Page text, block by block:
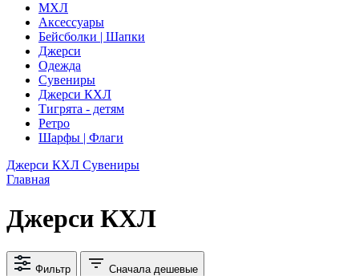
MXЛ
Аксессуары
Бейсболки | Шапки
Джерси
Одежда
Сувениры
Джерси КХЛ
Тигрята - детям
Ретро
Шарфы | Флаги
Джерси КХЛ Сувениры
Главная
Джерси КХЛ
Фильтр Сначала дешевые